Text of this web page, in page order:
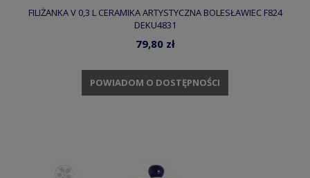
FILIŻANKA V 0,3 L CERAMIKA ARTYSTYCZNA BOLESŁAWIEC F824
DEKU4831
79,80 zł
POWIADOM O DOSTĘPNOŚCI